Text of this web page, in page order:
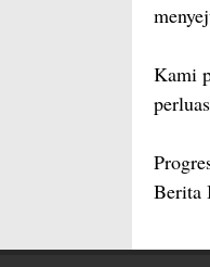
Kami
Berita